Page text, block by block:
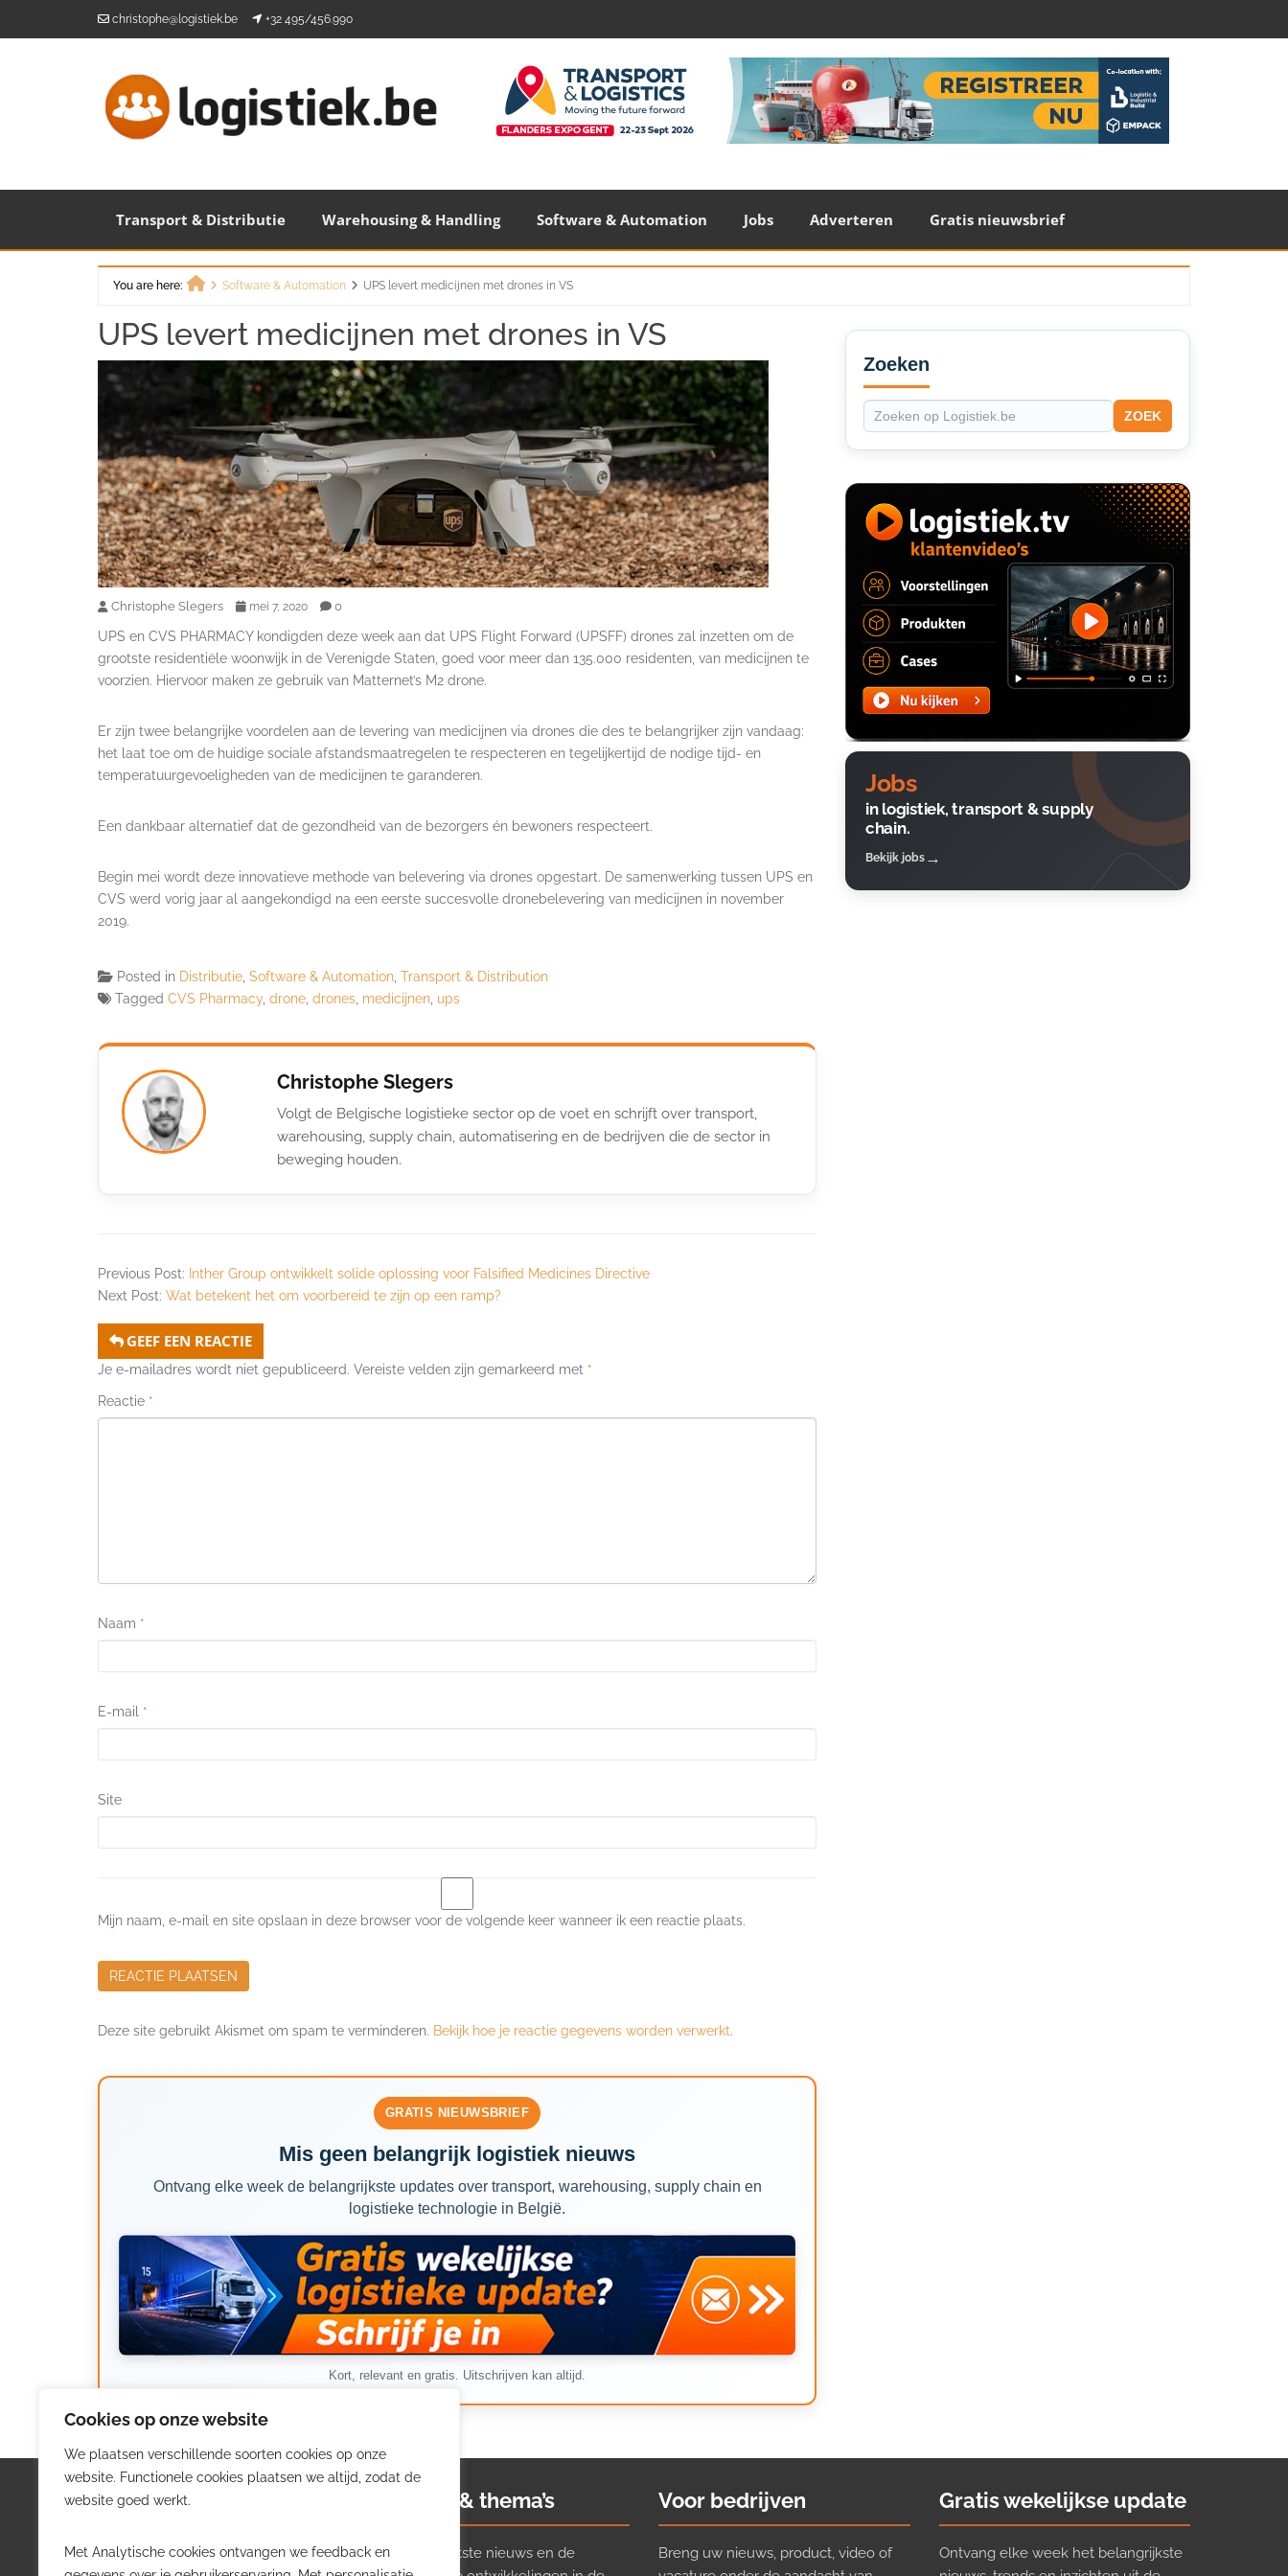
Cookies op onze website
We plaatsen verschillende soorten cookies op onze
website. Functionele cookies plaatsen we altijd, zodat de
website goed werkt.
Met Analytische cookies ontvangen we feedback en
christophe@logistiek.be +32 495/456.990
Transport & Distributie Warehousing & Handling Software & Automation Jobs Adverteren Gratis nieuwsbrief
You are here:
Software & Automation UPS levert medicijnen met drones in VS
UPS levert medicijnen met drones in VS
Christophe Slegers mei 7, 2020 0
UPS en CVS PHARMACY kondigden deze week aan dat UPS Flight Forward (UPSFF) drones zal inzetten om de
grootste residentiële woonwijk in de Verenigde Staten, goed voor meer dan 135.000 residenten, van medicijnen te
voorzien. Hiervoor maken ze gebruik van Matternet’s M2 drone.
Er zijn twee belangrijke voordelen aan de levering van medicijnen via drones die des te belangrijker zijn vandaag:
het laat toe om de huidige sociale afstandsmaatregelen te respecteren en tegelijkertijd de nodige tijd- en
temperatuurgevoeligheden van de medicijnen te garanderen.
Een dankbaar alternatief dat de gezondheid van de bezorgers én bewoners respecteert.
Begin mei wordt deze innovatieve methode van belevering via drones opgestart. De samenwerking tussen UPS en
CVS werd vorig jaar al aangekondigd na een eerste succesvolle dronebelevering van medicijnen in november
2019.
Posted in Distributie Software & Automation Transport & Distribution
Tagged CVS Pharmacy, drone drones medicijnen ups
Christophe Slegers
Volgt de Belgische logistieke sector op de voet en schrijft over transport,
warehousing, supply chain, automatisering en de bedrijven die de sector in
beweging houden.
Previous Post: Inther Group ontwikkelt solide oplossing voor Falsified Medicines Directive
Next Post: Wat betekent het om voorbereid te zijn op een ramp?
GEEF EEN REACTIE
Je e-mailadres wordt niet gepubliceerd. Vereiste velden zijn gemarkeerd met *
Reactie *
Naam *
E-mail *
Site
Mijn naam, e-mail en site opslaan in deze browser voor de volgende keer wanneer ik een reactie plaats.
Deze site gebruikt Akismet om spam te verminderen. Bekijk hoe je reactie gegevens worden verwerkt.
GRATIS NIEUWSBRIEF
Mis geen belangrijk logistiek nieuws
Ontvang elke week de belangrijkste updates over transport, warehousing, supply chain en
logistieke technologie in België.
Kort, relevant en gratis. Uitschrijven kan altijd.
Secondary
Sidebar
Zoeken
ZOEK
Jobs
in logistiek, transport & supply
chain.
Bekijk jobs
Logistiek.be
Logistiek.be brengt dagelijks nieuws,
Nieuws & thema’s
Volg het laatste nieuws en de
Voor bedrijven
Breng uw nieuws, product, video of
Gratis wekelijkse update
Ontvang elke week het belangrijkste